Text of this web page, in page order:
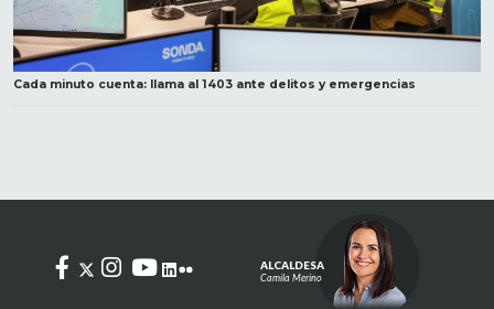
Cada minuto cuenta: llama al 1403 ante delitos y emergencias
ALCALDESA
Camila Merino